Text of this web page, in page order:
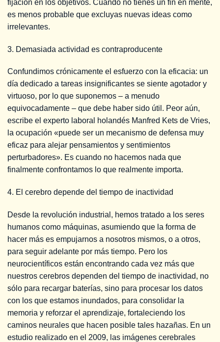
fijación en los objetivos. Cuando no tienes un fin en mente,
es menos probable que excluyas nuevas ideas como
irrelevantes.
3. Demasiada actividad es contraproducente
Confundimos crónicamente el esfuerzo con la eficacia: un
día dedicado a tareas insignificantes se siente agotador y
virtuoso, por lo que suponemos – a menudo
equivocadamente – que debe haber sido útil. Peor aún,
escribe el experto laboral holandés Manfred Kets de Vries,
la ocupación «puede ser un mecanismo de defensa muy
eficaz para alejar pensamientos y sentimientos
perturbadores». Es cuando no hacemos nada que
finalmente confrontamos lo que realmente importa.
4. El cerebro depende del tiempo de inactividad
Desde la revolución industrial, hemos tratado a los seres
humanos como máquinas, asumiendo que la forma de
hacer más es empujarnos a nosotros mismos, o a otros,
para seguir adelante por más tiempo. Pero los
neurocientíficos están encontrando cada vez más que
nuestros cerebros dependen del tiempo de inactividad, no
sólo para recargar baterías, sino para procesar los datos
con los que estamos inundados, para consolidar la
memoria y reforzar el aprendizaje, fortaleciendo los
caminos neurales que hacen posible tales hazañas. En un
estudio realizado en el 2009, las imágenes cerebrales